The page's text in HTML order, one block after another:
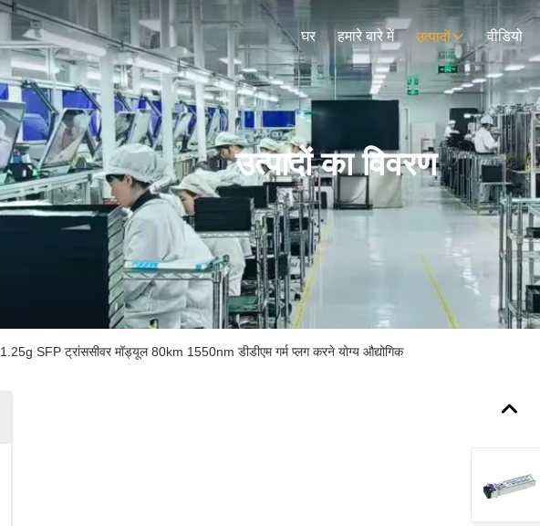
घर हमारे बारे में उत्पादों वीडियो
उत्पादों का विवरण
1.25g SFP ट्रांससीवर मॉड्यूल 80km 1550nm डीडीएम गर्म प्लग करने योग्य औद्योगिक